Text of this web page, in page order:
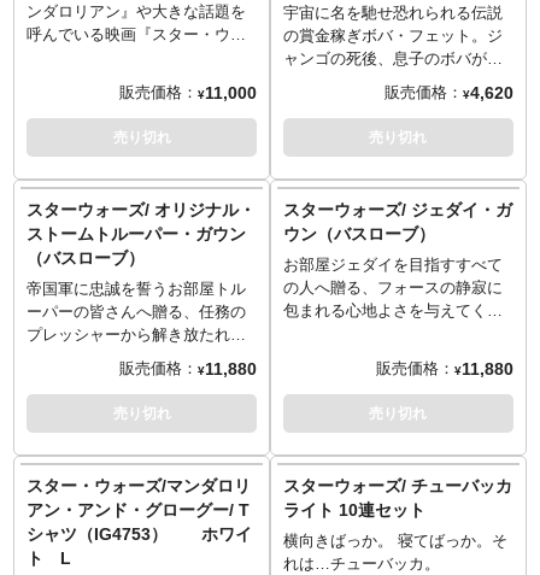
宇宙の中で販売しているのは豆
魚雷だけの特別なアイテム。
ンダロリアン』や大きな話題を
呼んでいる映画『スター・ウォ
ド・グローグー』で、「マンド
ー」ことディン・ジャリンと行
動を共にする、お茶目っ子グロ
ーグーになりきれちゃうフリー
にカエルの刺繍が施されている
のも、とってもキュート！
販売価格： ¥11,000
売り切れ
宇宙に名を馳せ恐れられる伝説
の賞金稼ぎボバ・フェット。ジ
ャンゴの死後、息子のボバが受
け継いだスレーヴI（ボバ・フェ
ットの宇宙船）が、着陸形態を
活かしたまさかのスリッパ！宇
宙とはいきませんが、室内を駆
販売価格： ¥4,620
売り切れ
スターウォーズ/ オリジナル・
ストームトルーパー・ガウン
（バスローブ）
帝国軍に忠誠を誓うお部屋トル
ーパーの皆さんへ贈る、任務の
プレッシャーから解き放たれた
心地よさを与えてくれるであろ
う「フード付きオリジナル・ス
トームトルーパー・バスロー
ブ」がやってくる！象徴的な白
ん、ひんやりするデススター基
地内やちょっぴり冷えるエンド
アの夜にも活躍してくれそうな
アイテム。柔らかく心地よい肌
販売価格： ¥11,880
売り切れ
スターウォーズ/ ジェダイ・ガ
ウン（バスローブ）
お部屋ジェダイを目指すすべて
の人へ贈る、フォースの静寂に
包まれる心地よさを与えてくれ
イ・バスローブ」がやってく
る！ クラシックなベージュの色
合いで仕上げられたこのバスロ
ーブは、お風呂上りはもちろ
ーンの夜やダゴバでの瞑想など
リラックスタイムにもピッタリ
なアイテム。柔らかく心地よい
肌触りのジェダイ・バスローブ
に包まれて大好きなスターウォ
販売価格： ¥11,880
売り切れ
スター・ウォーズ/マンダロリ
アン・アンド・グローグー/ T
シャツ（IG4753） ホワイ
ト L
スターウォーズ/ チューバッカ
ライト 10連セット
横向きばっか。 寝てばっか。そ
れは…チューバッカ。